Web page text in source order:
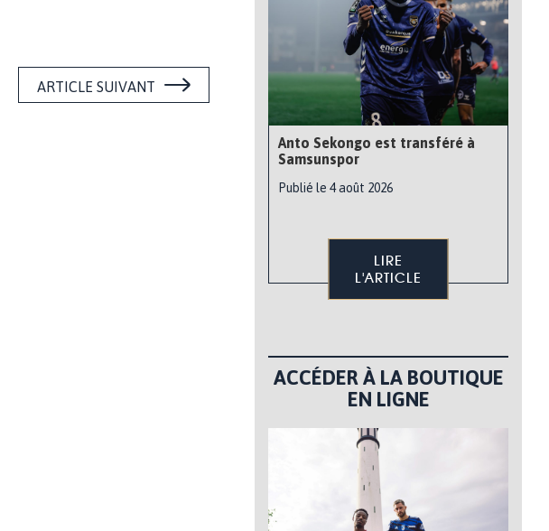
ARTICLE SUIVANT
Anto Sekongo est transféré à
Samsunspor
Publié le 4 août 2026
LIRE
L'ARTICLE
ACCÉDER À LA BOUTIQUE
EN LIGNE